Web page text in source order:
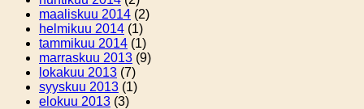
maaliskuu 2014 (2)
helmikuu 2014 (1)
tammikuu 2014 (1)
marraskuu 2013 (9)
lokakuu 2013 (7)
syyskuu 2013 (1)
elokuu 2013 (3)